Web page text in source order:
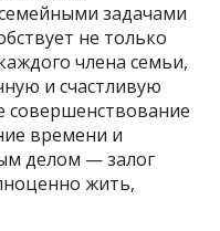
задачами
не только
члена семьи,
и счастливую
совершенствование
времени и
делом — залог
жить,